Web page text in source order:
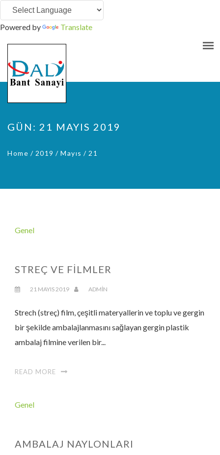
Powered by Translate
GÜN: 21 MAYIS 2019
Home / 2019 / Mayıs / 21
Genel
STREÇ VE FILMLER
21 MAYIS 2019 ADMIN
Strech (streç) film, çeşitli materyallerin ve toplu ve gergin
bir şekilde ambalajlanmasını sağlayan gergin plastik
ambalaj filmine verilen bir...
READ MORE
Genel
AMBALAJ NAYLONLARI